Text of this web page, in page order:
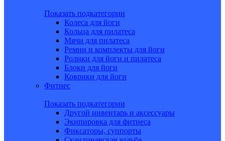
Показать подкатегории
Колеса для йоги
Кольца для пилатеса
Мячи для пилатеса
Ремни и комплекты для йоги
Ролики для йоги и пилатеса
Блоки для йоги
Коврики для йоги
Фитнес
Показать подкатегории
Другой инвентарь и аксессуары
Экипировка для фитнеса
Фиксаторы, суппорты